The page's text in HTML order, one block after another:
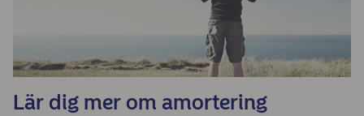
Lär dig mer om amortering